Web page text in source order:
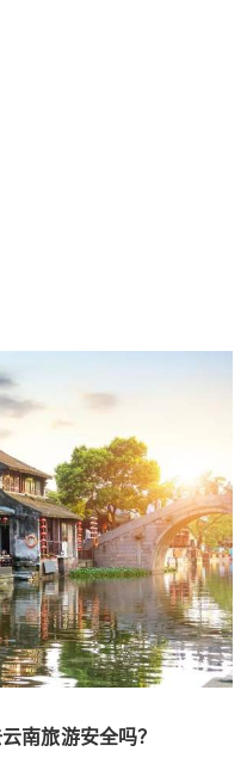
南旅游安全吗？